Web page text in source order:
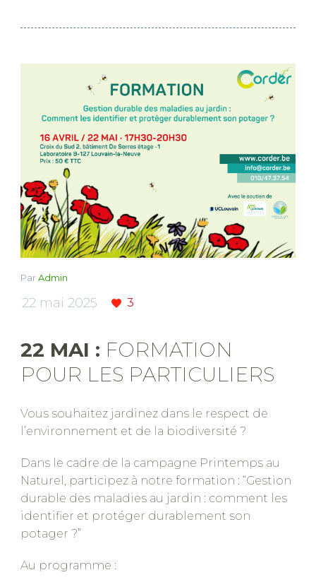
ParAdmin
22 mai 2025 3
22 MAI : FORMATION
POUR LES PARTICULIERS
Vous souhaitez jardinez dans le respect de
l’environnement et de la biodiversité ?
Dans le cadre de la campagne Printemps au
Naturel, participez à notre formation : “Gestion
durable des maladies au jardin : comment les
identifier et protéger durablement son
potager ?”
Au programme :